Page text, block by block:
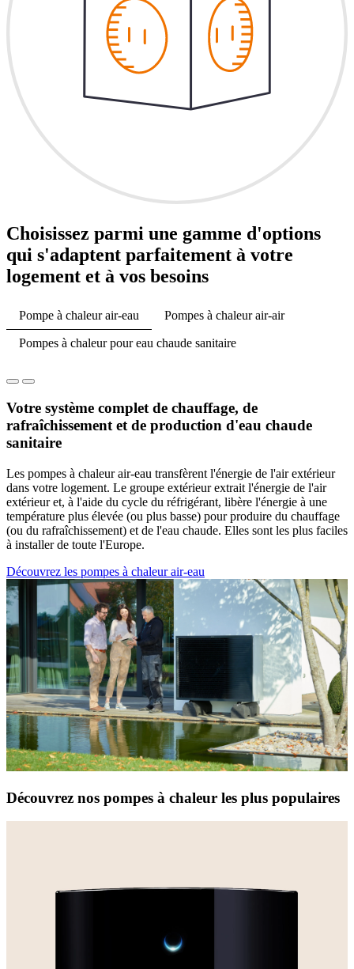
Choisissez parmi une gamme d'options
qui s'adaptent parfaitement à votre
logement et à vos besoins
Pompe à chaleur air-eau Pompes à chaleur air-air
Pompes à chaleur pour eau chaude sanitaire
Votre système complet de chauffage, de
rafraîchissement et de production d'eau chaude
sanitaire
Les pompes à chaleur air-eau transfèrent l'énergie de l'air extérieur
dans votre logement. Le groupe extérieur extrait l'énergie de l'air
extérieur et, à l'aide du cycle du réfrigérant, libère l'énergie à une
température plus élevée (ou plus basse) pour produire du chauffage
(ou du rafraîchissement) et de l'eau chaude. Elles sont les plus faciles
à installer de toute l'Europe.
Découvrez les pompes à chaleur air-eau
Découvrez nos pompes à chaleur les plus populaires